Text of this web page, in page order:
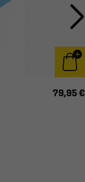
79,95 €